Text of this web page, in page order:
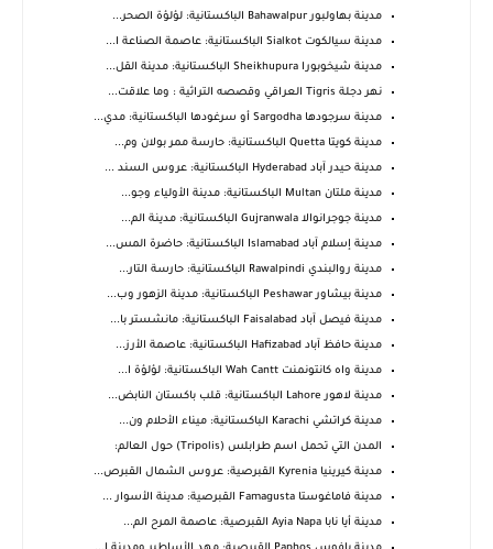
مدينة بهاولبور Bahawalpur الباكستانية: لؤلؤة الصحر...
مدينة سيالكوت Sialkot الباكستانية: عاصمة الصناعة ا...
مدينة شيخوبورا Sheikhupura الباكستانية: مدينة القل...
نهر دجلة Tigris العراقي وقصصه التراثية : وما علاقت...
مدينة سرجودها Sargodha أو سرغودها الباكستانية: مدي...
مدينة كويتا Quetta الباكستانية: حارسة ممر بولان وم...
مدينة حيدر آباد Hyderabad الباكستانية: عروس السند ...
مدينة ملتان Multan الباكستانية: مدينة الأولياء وجو...
مدينة جوجرانوالا Gujranwala الباكستانية: مدينة الم...
مدينة إسلام آباد Islamabad الباكستانية: حاضرة المس...
مدينة روالبندي Rawalpindi الباكستانية: حارسة التار...
مدينة بيشاور Peshawar الباكستانية: مدينة الزهور وب...
مدينة فيصل آباد Faisalabad الباكستانية: مانشستر با...
مدينة حافظ آباد Hafizabad الباكستانية: عاصمة الأرز...
مدينة واه كانتونمنت Wah Cantt الباكستانية: لؤلؤة ا...
مدينة لاهور Lahore الباكستانية: قلب باكستان النابض...
مدينة كراتشي Karachi الباكستانية: ميناء الأحلام ون...
المدن التي تحمل اسم طرابلس (Tripolis) حول العالم:
مدينة كيرينيا Kyrenia القبرصية: عروس الشمال القبرص...
مدينة فاماغوستا Famagusta القبرصية: مدينة الأسوار ...
مدينة أيا نابا Ayia Napa القبرصية: عاصمة المرح الم...